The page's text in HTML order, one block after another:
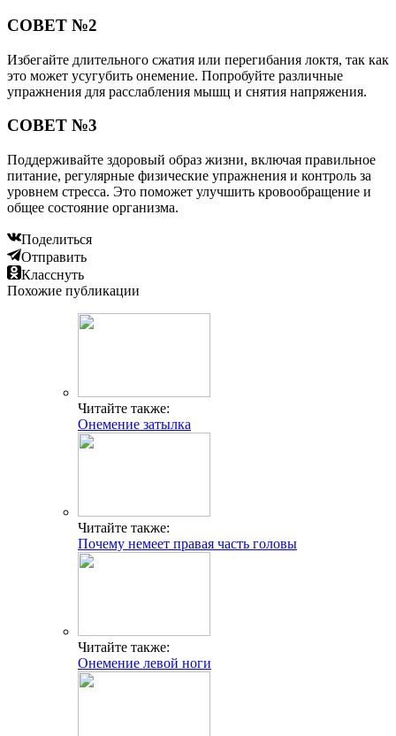
СОВЕТ №2
Избегайте длительного сжатия или перегибания локтя, так как
это может усугубить онемение. Попробуйте различные
упражнения для расслабления мышц и снятия напряжения.
СОВЕТ №3
Поддерживайте здоровый образ жизни, включая правильное
питание, регулярные физические упражнения и контроль за
уровнем стресса. Это поможет улучшить кровообращение и
общее состояние организма.
Поделиться
Отправить
Класснуть
Похожие публикации
Читайте также:
Онемение затылка
Читайте также:
Почему немеет правая часть головы
Читайте также:
Онемение левой ноги